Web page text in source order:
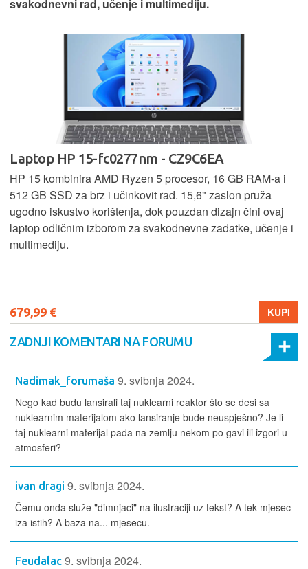
svakodnevni rad, učenje i multimediju.
Laptop HP 15-fc0277nm - CZ9C6EA
HP 15 kombinira AMD Ryzen 5 procesor, 16 GB RAM-a i
512 GB SSD za brz i učinkovit rad. 15,6" zaslon pruža
ugodno iskustvo korištenja, dok pouzdan dizajn čini ovaj
laptop odličnim izborom za svakodnevne zadatke, učenje i
multimediju.
679,99 € KUPI
ZADNJI KOMENTARI NA FORUMU
Nadimak_forumaša 9. svibnja 2024.
Nego kad budu lansirali taj nuklearni reaktor što se desi sa
nuklearnim materijalom ako lansiranje bude neuspješno? Je li
taj nuklearni materijal pada na zemlju nekom po gavi ili izgori u
atmosferi?
ivan dragi 9. svibnja 2024.
Čemu onda služe "dimnjaci" na ilustraciji uz tekst? A tek mjesec
iza istih? A baza na... mjesecu.
Feudalac 9. svibnja 2024.